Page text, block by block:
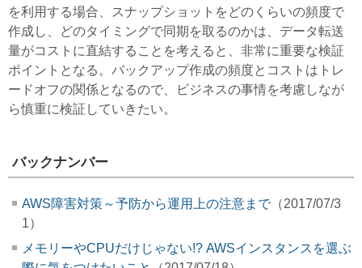
を利用する場合、スナップショットをどのくらいの頻度で
作成し、どのタイミングで同期を取るのかは、データ転送
量がコストに直結することを考えると、非常に重要な検証
ポイントとなる。バックアップ作成の頻度とコストはトレ
ードオフの関係となるので、ビジネスの事情を考慮しなが
ら慎重に検証していきたい。
バックナンバー
AWS障害対策～予防から運用上の注意まで（2017/07/3
1）
メモリーやCPUだけじゃない!? AWSインスタンスを選ぶ